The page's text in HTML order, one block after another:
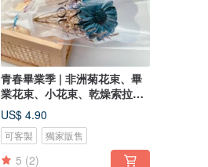
青春畢業季 | 非洲菊花束、畢
業花束、小花束、乾燥索拉花
花束
US$ 4.90
可客製 獨家販售
5 (2)